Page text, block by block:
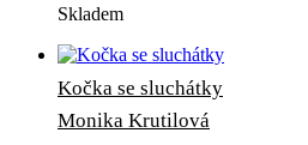
Skladem
Kočka se sluchátky
Monika Krutilová